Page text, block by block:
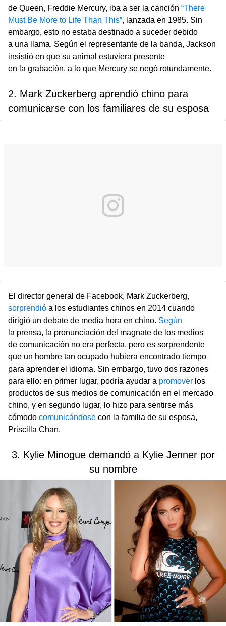
de Queen, Freddie Mercury, iba a ser la canción “There
Must Be More to Life Than This”, lanzada en 1985. Sin
embargo, esto no estaba destinado a suceder debido
a una llama. Según el representante de la banda, Jackson
insistió en que su animal estuviera presente
en la grabación, a lo que Mercury se negó rotundamente.
2. Mark Zuckerberg aprendió chino para
comunicarse con los familiares de su esposa
El director general de Facebook, Mark Zuckerberg,
sorprendió a los estudiantes chinos en 2014 cuando
dirigió un debate de media hora en chino. Según
la prensa, la pronunciación del magnate de los medios
de comunicación no era perfecta, pero es sorprendente
que un hombre tan ocupado hubiera encontrado tiempo
para aprender el idioma. Sin embargo, tuvo dos razones
para ello: en primer lugar, podría ayudar a promover los
productos de sus medios de comunicación en el mercado
chino, y en segundo lugar, lo hizo para sentirse más
cómodo comunicándose con la familia de su esposa,
Priscilla Chan.
3. Kylie Minogue demandó a Kylie Jenner por
su nombre